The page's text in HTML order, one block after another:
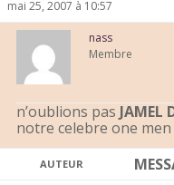
mai 25, 2007 à 10:57
nass
Membre
n’oublions pas JAMEL
notre celebre one men
AUTEUR